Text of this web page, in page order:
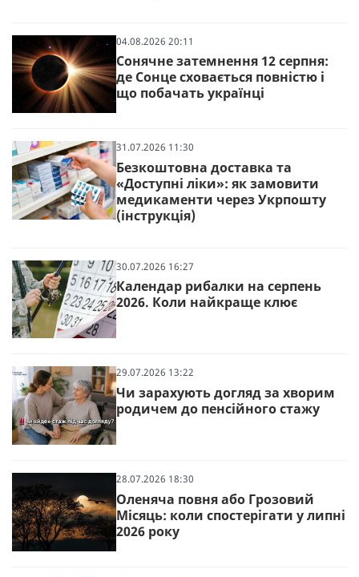
04.08.2026 20:11
Сонячне затемнення 12 серпня:
де Сонце сховається повністю і
що побачать українці
31.07.2026 11:30
Безкоштовна доставка та
«Доступні ліки»: як замовити
медикаменти через Укрпошту
(інструкція)
30.07.2026 16:27
Календар рибалки на серпень
2026. Коли найкраще клює
29.07.2026 13:22
Чи зарахують догляд за хворим
родичем до пенсійного стажу
28.07.2026 18:30
Оленяча повня або Грозовий
Місяць: коли спостерігати у липні
2026 року